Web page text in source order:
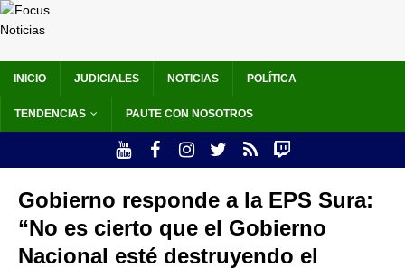
INICIO JUDICIALES NOTICIAS POLÍTICA
TENDENCIAS PAUTE CON NOSOTROS
Gobierno responde a la EPS Sura:
“No es cierto que el Gobierno
Nacional esté destruyendo el